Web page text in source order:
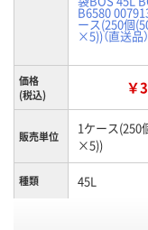
B6580
ース(250個
×5))（直送品）
価格
(税込)
￥
販売単位
1ケース(250
×5))
種類 45L